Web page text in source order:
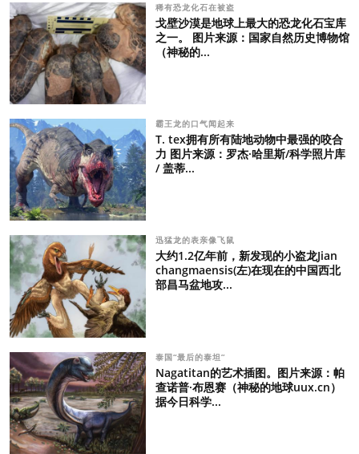
稀有恐龙化石在被盗
戈壁沙漠是地球上最大的恐龙化石宝库
之一。 图片来源：国家自然历史博物馆
（神秘的...
霸王龙的口气闻起来
T. tex拥有所有陆地动物中最强的咬合
力 图片来源：罗杰·哈里斯/科学照片库
/ 盖蒂...
迅猛龙的表亲像飞鼠
大约1.2亿年前，新发现的小盗龙Jian
changmaensis(左)在现在的中国西北
部昌马盆地攻...
泰国“最后的泰坦”
Nagatitan的艺术插图。图片来源：帕
查诺普·布恩赛（神秘的地球uux.cn）
据今日科学...